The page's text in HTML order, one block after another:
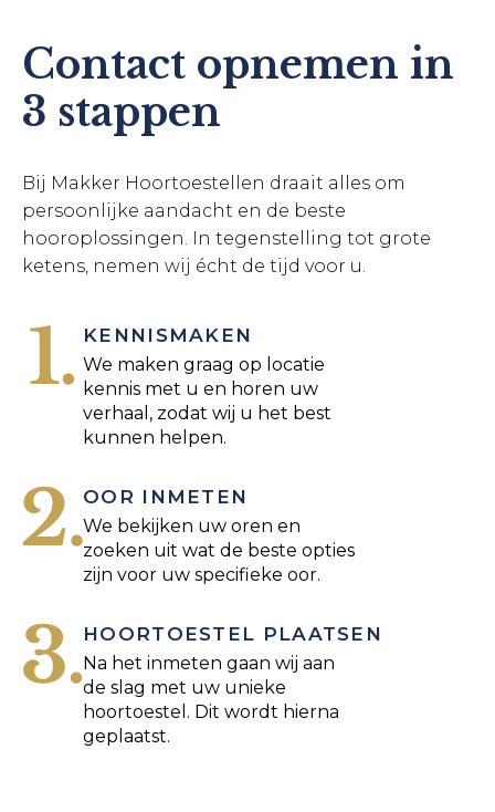
Contact opnemen in
3 stappen
Bij Makker Hoortoestellen draait alles om
persoonlijke aandacht en de beste
hooroplossingen. In tegenstelling tot grote
ketens, nemen wij écht de tijd voor u.
KENNISMAKEN
We maken graag op locatie
kennis met u en horen uw
verhaal, zodat wij u het best
kunnen helpen.
OOR INMETEN
We bekijken uw oren en
zoeken uit wat de beste opties
zijn voor uw specifieke oor.
HOORTOESTEL PLAATSEN
Na het inmeten gaan wij aan
de slag met uw unieke
hoortoestel. Dit wordt hierna
geplaatst.